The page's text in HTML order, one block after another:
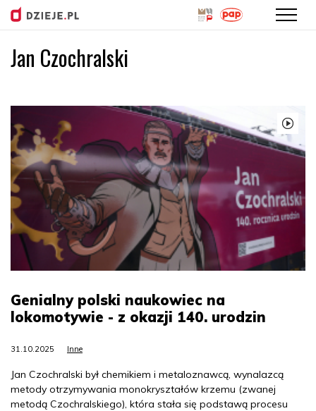
Jan Czochralski
Genialny polski naukowiec na
lokomotywie - z okazji 140. urodzin
31.10.2025 Inne
Jan Czochralski był chemikiem i metaloznawcą, wynalazcą
metody otrzymywania monokryształów krzemu (zwanej
metodą Czochralskiego), która stała się podstawą procesu